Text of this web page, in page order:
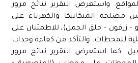
واستعرض التقرير نتائج مرور
مصلحة الميكانيكا والكهرباء على
زرقون – حلق الجمل)، للاطمئنان على
للمحطات، والتأكد من كفاءة وحدات
كما استعرض التقرير نتائج مرور